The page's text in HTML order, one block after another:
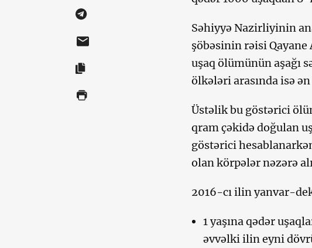
Səhiyyə Nazirliyinin
şöbəsinin rəisi
uşaq ölümünün aşağı
ölkələri arasında isə
Üstəlik bu göstərici
qram çəkidə doğulan
göstərici
olan körpələr nəzərə
2016-cı ilin yanvar-
1 yaşına qədər
əvvəlki ilin eyni